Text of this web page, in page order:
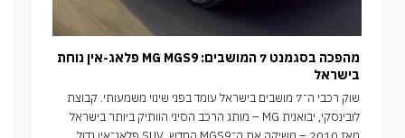
מהפכה בסגמנט 7 המושבים: MG MGS9 פלאג-אין נוחת
בישראל
שוק רכבי ה־7 מושבים בישראל עומד בפני שינוי משמעותי. קבוצת
לובינסקי, יבואנית MG – מותג הרכב הסיני הוותיק ביותר בישראל